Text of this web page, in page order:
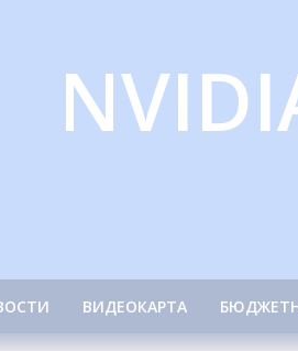
ВИДЕОКАРТА